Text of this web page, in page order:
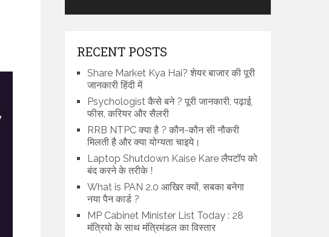
RECENT POSTS
Share Market Kya Hai? शेयर बाजार की पूरी
जानकारी हिंदी में
Psychologist कैसे बने ? पूरी जानकारी, पढ़ाई,
फीस, करियर और सैलरी
RRB NTPC क्या है ? कौन-कौन सी नौकरी
मिलती है और क्या योग्यता चाइये।
Laptop Shutdown Kaise Kare लैपटॉप को
बंद करने के तरीके !
What is PAN 2.0 आखिर क्यों, सबका बनेगा
नया पैन कार्ड ?
MP Cabinet Minister List Today : 28
मंत्रियो के साथ मंत्रिमंडल का विस्तार